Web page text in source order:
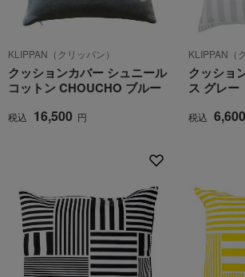
KLIPPAN（クリッパン）
クッションカバー シュニール
コットン CHOUCHO ブルー
税込 16,500 円
KLIPPAN（
クッショ
ス グレー
税込 6,600